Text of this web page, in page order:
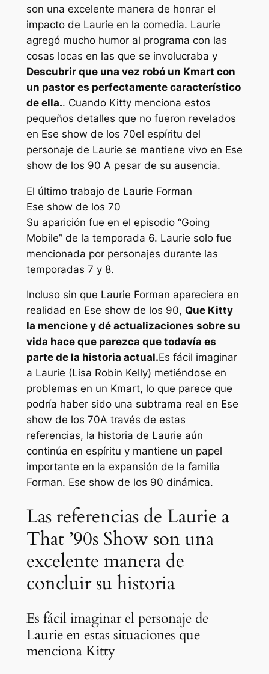
son una excelente manera de honrar el
impacto de Laurie en la comedia. Laurie
agregó mucho humor al programa con las
cosas locas en las que se involucraba y
Descubrir que una vez robó un Kmart con
un pastor es perfectamente característico
de ella.. Cuando Kitty menciona estos
pequeños detalles que no fueron revelados
en Ese show de los 70el espíritu del
personaje de Laurie se mantiene vivo en Ese
show de los 90 A pesar de su ausencia.
El último trabajo de Laurie Forman
Ese show de los 70
Su aparición fue en el episodio “Going
Mobile” de la temporada 6. Laurie solo fue
mencionada por personajes durante las
temporadas 7 y 8.
Incluso sin que Laurie Forman apareciera en
realidad en Ese show de los 90, Que Kitty
la mencione y dé actualizaciones sobre su
vida hace que parezca que todavía es
parte de la historia actual.Es fácil imaginar
a Laurie (Lisa Robin Kelly) metiéndose en
problemas en un Kmart, lo que parece que
podría haber sido una subtrama real en Ese
show de los 70A través de estas
referencias, la historia de Laurie aún
continúa en espíritu y mantiene un papel
importante en la expansión de la familia
Forman. Ese show de los 90 dinámica.
Las referencias de Laurie a
That ’90s Show son una
excelente manera de
concluir su historia
Es fácil imaginar el personaje de
Laurie en estas situaciones que
menciona Kitty